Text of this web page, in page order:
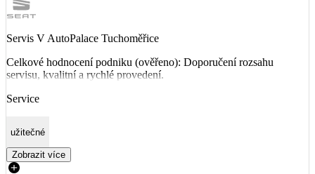
Servis V AutoPalace Tuchoměřice
Celkové hodnocení podniku (ověřeno): Doporučení rozsahu
servisu, kvalitní a rychlé provedení.
Service
užitečné
Zobrazit více